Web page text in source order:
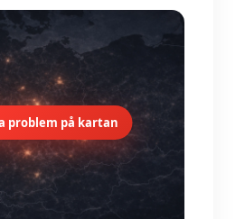
problem på kartan